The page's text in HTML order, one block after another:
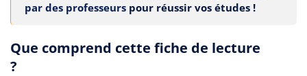
par des professeurs pour réussir vos études !
Que comprend cette fiche de lecture
?